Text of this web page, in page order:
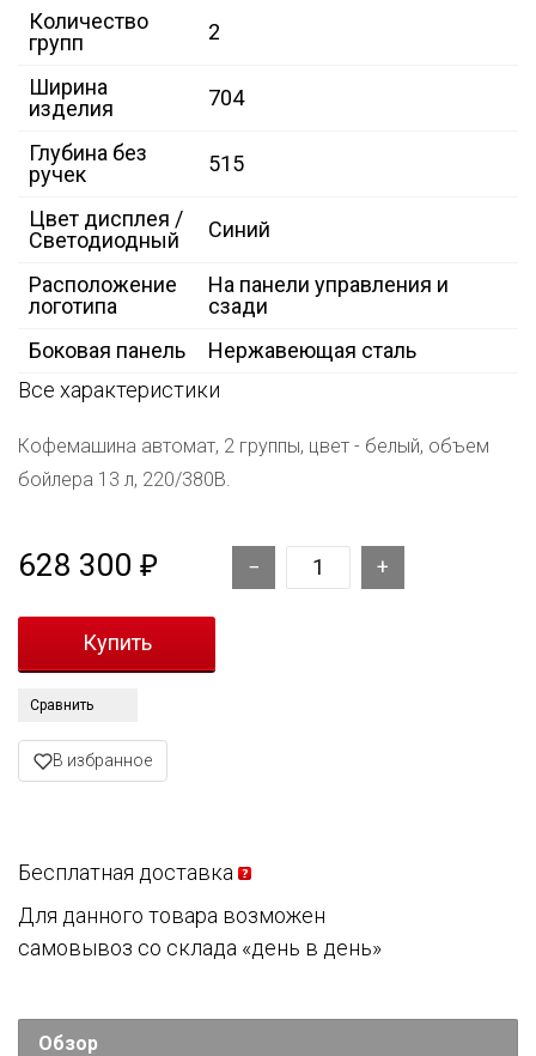
Количество
групп
2
Ширина
изделия
704
Глубина без
ручек
515
Цвет дисплея /
Светодиодный
Синий
Расположение
логотипа
На панели управления и
сзади
Боковая панель
Нержавеющая сталь
Все характеристики
Кофемашина автомат, 2 группы, цвет - белый, объем
бойлера 13 л, 220/380В.
628 300 ₽
Сравнить
В избранное
Бесплатная доставка
Для данного товара возможен
самовывоз со склада «день в день»
Обзор